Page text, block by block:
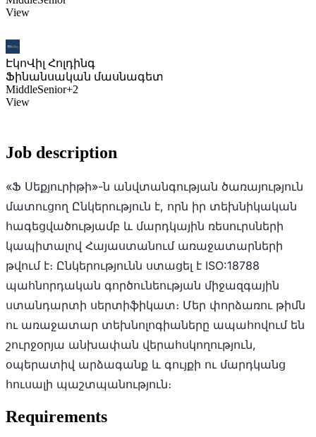
View
ԷկոՎիլ Հոլդինգ
Ֆինանսական մասնագետ
MiddleSenior+2
View
Job description
«Ֆ Սեքյուրիթի»-ն անվտանգության ծառայություն
մատուցող Ընկերություն է, որն իր տեխնիկական
հագեցվածությամբ և մարդկային ռեսուրսների
կապիտալով Հայաստանում առաջատարների
թվում է։ Ընկերությունն ստացել է ISO:18788
պահնորդական գործունեության միջազգային
ստանդարտի սերտիֆիկատ։ Մեր փորձառու թիմն
ու առաջատար տեխնոլոգիաները ապահովում են
շուրջօրյա անխափան վերահսկողություն,
օպերատիվ արձագանք և գույքի ու մարդկանց
հուսալի պաշտպանություն։
Requirements